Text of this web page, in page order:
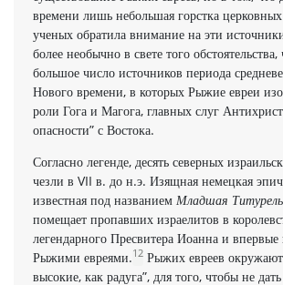
времени лишь небольшая горстка цер­ковных
ученых обратила внимание на эти
более необычно в свете того
боль­шое число ис­точников периода
Нового времени, в которых Рыжие евреи
роли Гога и Магога, главных слуг
опасности” с Востока.
Согласно легенде, десять северных
чезли в VII в. до н.э. Изящная немецкая
известная под названием Младшая Титурель
помещает пропавших израелитов в
легендарного Пресвитера Иоанна и впервые
Рыжими евреями.12 Рыжих евреев окружают
высокие, как радуга”, для того, чтобы не